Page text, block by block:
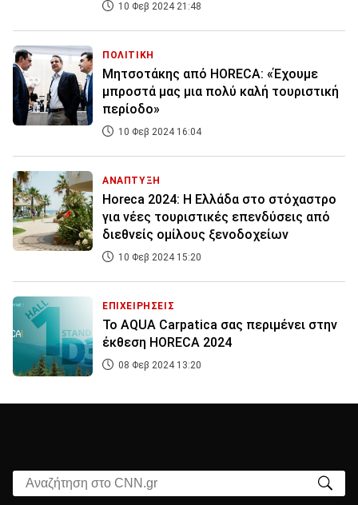
10 Φεβ 2024 21:48
ΠΟΛΙΤΙΚΗ
Μητσοτάκης από HORECA: «Έχουμε
μπροστά μας μια πολύ καλή τουριστική
περίοδο»
10 Φεβ 2024 16:04
ΑΝΑΠΤΥΞΗ
Horeca 2024: Η Ελλάδα στο στόχαστρο
για νέες τουριστικές επενδύσεις από
διεθνείς ομίλους ξενοδοχείων
10 Φεβ 2024 15:20
ΕΠΙΧΕΙΡΗΣΕΙΣ
Το AQUA Carpatica σας περιμένει στην
έκθεση HORECA 2024
08 Φεβ 2024 13:20
Αναζήτηση στο CNN.gr